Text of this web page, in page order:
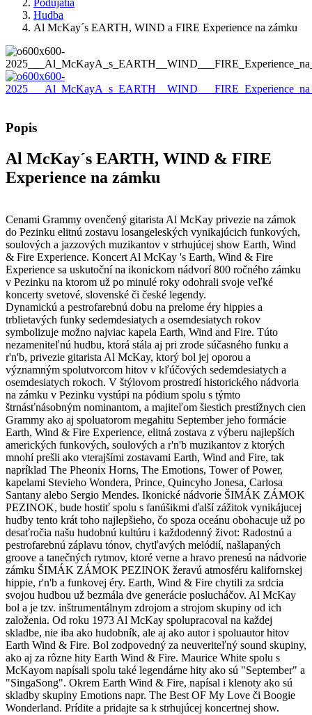
Hudba
Al McKay´s EARTH, WIND a FIRE Experience na zámku
Popis
Al McKay´s EARTH, WIND & FIRE
Experience na zámku
Cenami Grammy ovenčený gitarista Al McKay privezie na zámok
do Pezinku elitnú zostavu losangeleských vynikajúcich funkových,
soulových a jazzových muzikantov v strhujúcej show Earth, Wind
& Fire Experience. Koncert Al McKay 's Earth, Wind & Fire
Experience sa uskutoční na ikonickom nádvorí 800 ročného zámku
v Pezinku na ktorom už po minulé roky odohrali svoje veľké
koncerty svetové, slovenské či české legendy.
Dynamickú a pestrofarebnú dobu na prelome éry hippies a
trblietavých funky sedemdesiatych a osemdesiatych rokov
symbolizuje možno najviac kapela Earth, Wind and Fire. Túto
nezameniteľnú hudbu, ktorá stála aj pri zrode súčasného funku a
r'n'b, privezie gitarista Al McKay, ktorý bol jej oporou a
významným spolutvorcom hitov v kľúčových sedemdesiatych a
osemdesiatych rokoch. V štýlovom prostredí historického nádvoria
na zámku v Pezinku vystúpi na pódium spolu s týmto
štrnásťnásobným nominantom, a majiteľom šiestich prestížnych cien
Grammy ako aj spoluatorom megahitu September jeho formácie
Earth, Wind & Fire Experience, elitná zostava z výberu najlepších
amerických funkových, soulových a r'n'b muzikantov z ktorých
mnohí prešli ako vterajšími zostavami Earth, Wind and Fire, tak
napríklad The Pheonix Horns, The Emotions, Tower of Power,
kapelami Stevieho Wondera, Prince, Quincyho Jonesa, Carlosa
Santany alebo Sergio Mendes. Ikonické nádvorie ŠIMÁK ZÁMOK
PEZINOK, bude hostiť spolu s fanúšikmi ďalší zážitok vynikájucej
hudby tento krát toho najlepšieho, čo spoza oceánu obohacuje už po
desaťročia našu hudobnú kultúru i každodenný život: Radostnú a
pestrofarebnú záplavu tónov, chytľavých melódií, našlapaných
groove a tanečných rytmov, ktoré verne a hravo prenesú na nádvorie
zámku ŠIMÁK ZÁMOK PEZINOK žeravú atmosféru kalifornskej
hippie, r'n'b a funkovej éry. Earth, Wind & Fire chytili za srdcia
svojou hudbou už bezmála dve generácie poslucháčov. Al McKay
bol a je tzv. inštrumentálnym zdrojom a strojom skupiny od ich
založenia. Od roku 1973 Al McKay spolupracoval na každej
skladbe, nie iba ako hudobník, ale aj ako autor i spoluautor hitov
Earth Wind & Fire. Bol zodpovedný za neuveriteľný sound skupiny,
ako aj za rôzne hity Earth Wind & Fire. Maurice White spolu s
McKayom napísali spolu také legendárne hity ako sú "September" a
"SingaSong". Okrem Earth Wind & Fire, napísal i klenoty ako sú
skladby skupiny Emotions napr. The Best OF My Love či Boogie
Wonderland. Prídite a pridajte sa k strhujúcej koncertnej show.